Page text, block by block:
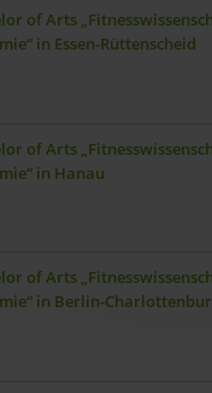
of Arts
in Essen-Rüttenscheid
of Arts
in Hanau
of Arts
in Berlin-